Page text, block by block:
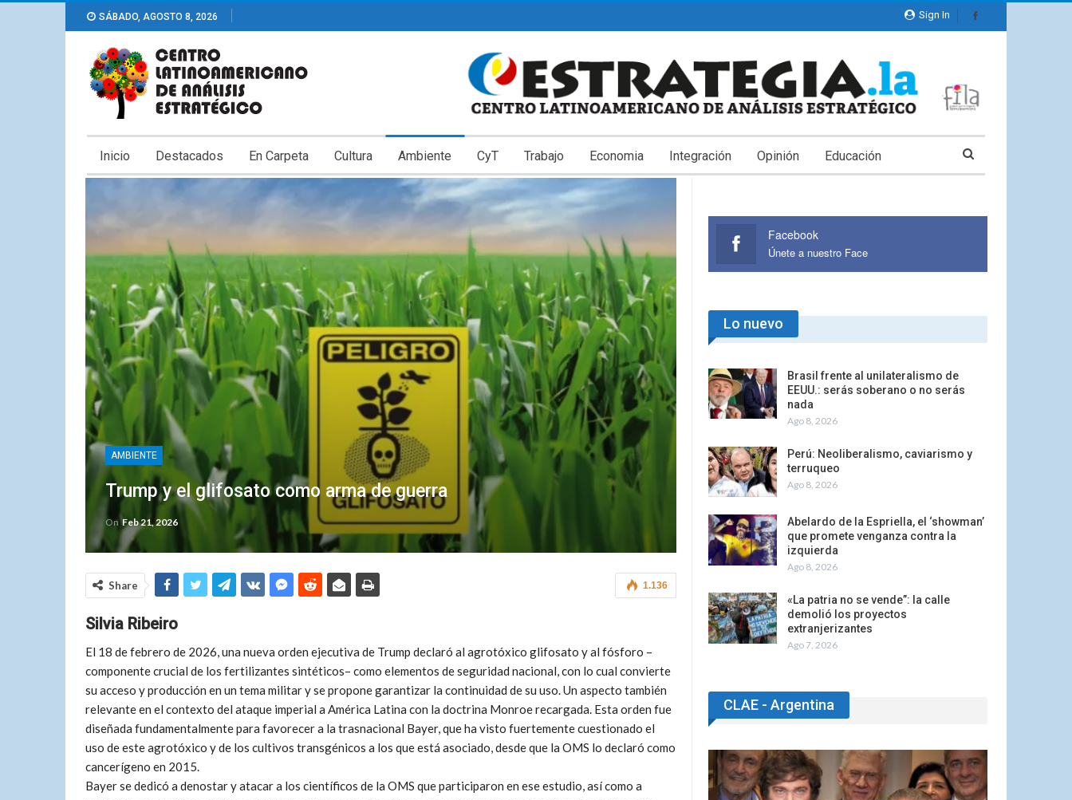
Sign In
SÁBADO, AGOSTO 8, 2026
Inicio Destacados En Carpeta Cultura Ambiente CyT Trabajo Economia Integración Opinión Educación
AMBIENTE
Trump y el glifosato como arma de guerra
OnFeb 21, 2026
1.136
Share
Silvia Ribeiro
El 18 de febrero de 2026, una nueva orden ejecutiva de Trump declaró al agrotóxico glifosato y al fósforo –
componente crucial de los fertilizantes sintéticos– como elementos de seguridad nacional, con lo cual convierte
su acceso y producción en un tema militar y se propone garantizar la continuidad de su uso. Un aspecto también
relevante en el contexto del ataque imperial a América Latina con la doctrina Monroe recargada. Esta orden fue
diseñada fundamentalmente para favorecer a la trasnacional Bayer, que ha visto fuertemente cuestionado el
uso de este agrotóxico y de los cultivos transgénicos a los que está asociado, desde que la OMS lo declaró como
cancerígeno en 2015.
Bayer se dedicó a denostar y atacar a los científicos de la OMS que participaron en ese estudio, así como a
Facebook
Únete a nuestro Face
Lo nuevo
Brasil frente al unilateralismo de
EEUU.: serás soberano o no serás
nada
Ago 8, 2026
Perú: Neoliberalismo, caviarismo y
terruqueo
Ago 8, 2026
Abelardo de la Espriella, el ‘showman’
que promete venganza contra la
izquierda
Ago 8, 2026
«La patria no se vende”: la calle
demolió los proyectos
extranjerizantes
Ago 7, 2026
CLAE - Argentina